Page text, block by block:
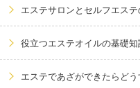
エステサロンとセルフエステ
役立つエステオイルの基礎知
エステであざができたらどう